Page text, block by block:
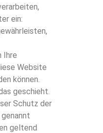
ein:
Ihre
Website
können.
geschieht.
Schutz der
geltend